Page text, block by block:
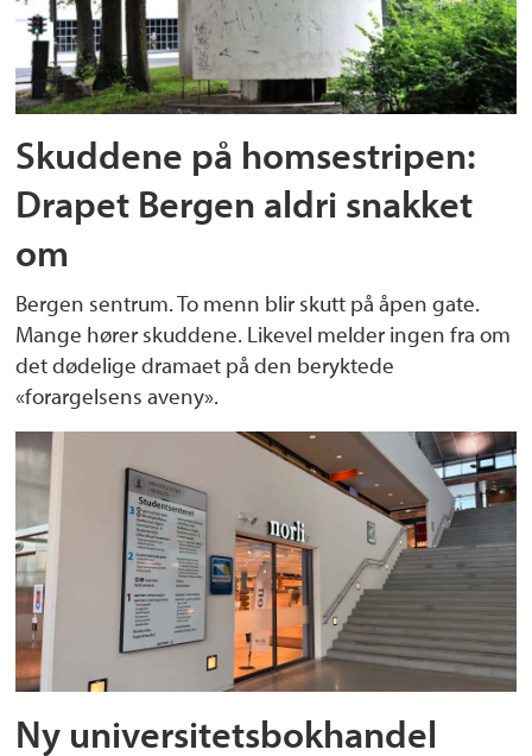
Skuddene på homsestripen:
Drapet Bergen aldri snakket
om
Bergen sentrum. To menn blir skutt på åpen gate.
Mange hører skuddene. Likevel melder ingen fra om
det dødelige dramaet på den beryktede
«forargelsens aveny».
Ny universitetsbokhandel